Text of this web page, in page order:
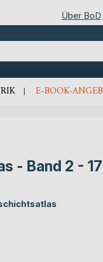
Über BoD
E-BOOK-
- Band 2 -